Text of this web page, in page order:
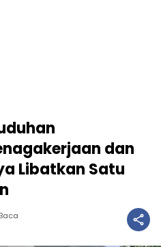
dan
Libatkan Satu